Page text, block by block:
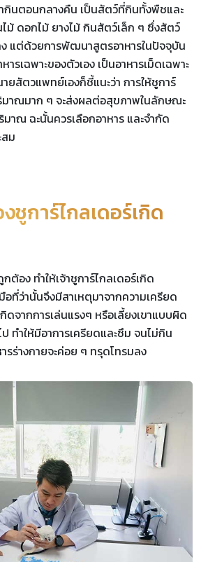
ตอนกลางคืน เป็นสัตว์ที่กินทั้งพืชและ
ม้ ดอกไม้ ยางไม้ กินสัตว์เล็ก ๆ ซึ่งสัตว์
แต่ด้วยการพัฒนาสูตรอาหารในปัจจุบัน
ารเฉพาะของตัวเอง เป็นอาหารเม็ดเฉพาะ
ยสัตวแพทย์เองก็ชี้แนะว่า การให้ชูการ์
มาณมาก ๆ จะส่งผลต่อสุขภาพในลักษณะ
มาณ ฉะนั้นควรเลือกอาหาร และจำกัด
ม
ชูการ์ไกลเดอร์เกิด
ต้อง ทำให้เจ้าชูการ์ไกลเดอร์เกิด
อที่ว่านั้นจึงมีสาเหตุมาจากความเครียด
ดจากการเล่นแรงๆ หรือเลี้ยงเขาแบบผิด
ทำให้มีอาการเครียดและซึม จนไม่กิน
รร่างกายจะค่อย ๆ ทรุดโทรมลง